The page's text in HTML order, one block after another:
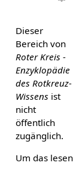
Dieser
Bereich von
Roter Kreis -
Enzyklopädie
des Rotkreuz-
Wissens ist
nicht
öffentlich
zugänglich.
Um das lesen